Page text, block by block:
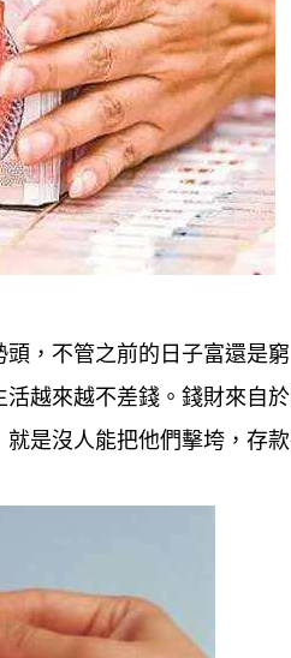
，不管之前的日子富還是
越來越不差錢。 錢財來自
是沒人能把他們擊垮，存